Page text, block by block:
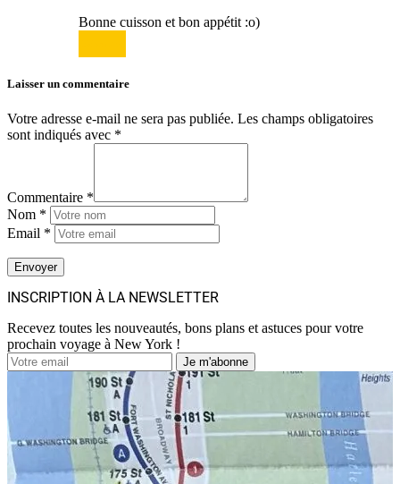
Bonne cuisson et bon appétit :o)
Laisser un commentaire
Votre adresse e-mail ne sera pas publiée. Les champs obligatoires
sont indiqués avec *
Commentaire *
Nom *
Email *
INSCRIPTION À LA NEWSLETTER
Recevez toutes les nouveautés, bons plans et astuces pour votre
prochain voyage à New York !
Je m'abonne